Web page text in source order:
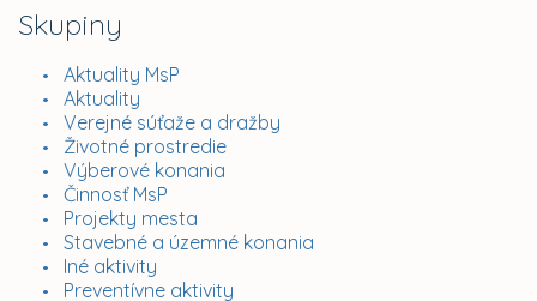
Skupiny
Aktuality MsP
Aktuality
Verejné súťaže a dražby
Životné prostredie
Výberové konania
Činnosť MsP
Projekty mesta
Stavebné a územné konania
Iné aktivity
Preventívne aktivity